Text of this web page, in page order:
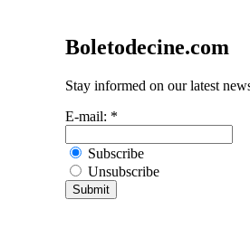
Boletodecine.com
Stay informed on our latest
E-mail: *
Subscribe
Unsubscribe